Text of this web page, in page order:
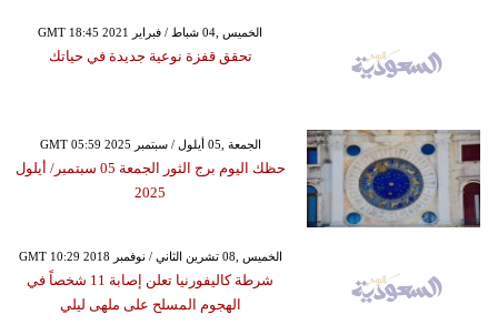
GMT 18:45 2021 الخميس ,04 شباط / فبراير
تحقق قفزة نوعية جديدة في حياتك
GMT 05:59 2025 الجمعة ,05 أيلول / سبتمبر
حظك اليوم برج الثور الجمعة 05 سبتمبر/ أيلول
2025
GMT 10:29 2018 الخميس ,08 تشرين الثاني / نوفمبر
شرطة كاليفورنيا تعلن إصابة 11 شخصاً في
الهجوم المسلح على ملهى ليلي